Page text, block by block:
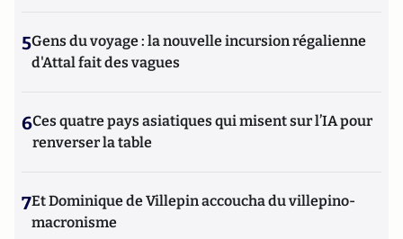
5Gens du voyage : la nouvelle incursion régalienne
d'Attal fait des vagues
6Ces quatre pays asiatiques qui misent sur l’IA pour
renverser la table
7Et Dominique de Villepin accoucha du villepino-
macronisme